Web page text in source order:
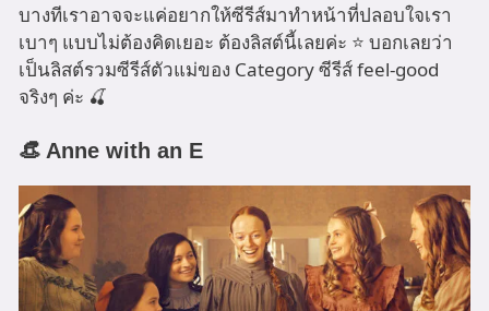
บางทีเราอาจจะแค่อยากให้ซีรีส์มาทำหน้าที่ปลอบใจเรา
เบาๆ แบบไม่ต้องคิดเยอะ ต้องลิสต์นี้เลยค่ะ ⭐️ บอกเลยว่า
เป็นลิสต์รวมซีรีส์ตัวแม่ของ Category ซีรีส์ feel-good
จริงๆ ค่ะ 🍒
👒 Anne with an E